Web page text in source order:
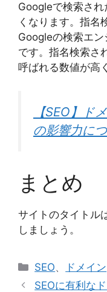
Googleで検索さ
くなります。指名
Googleの検索エ
です。指名検索さ
呼ばれる数値が高
【SEO】ド
の影響力に
まとめ
サイトのタイトル
しましょう。
カ
テ
SEO、 ドメイン
SEOに有利な